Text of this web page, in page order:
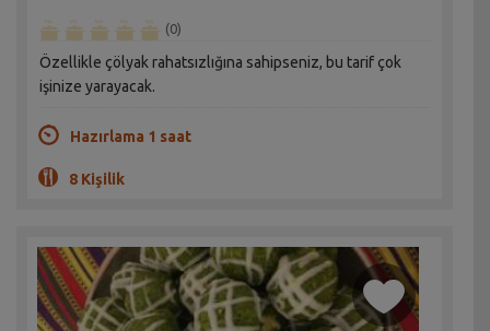
(0)
Özellikle çölyak rahatsızlığına sahipseniz, bu tarif çok
işinize yarayacak.
Hazırlama 1 saat
8 Kişilik